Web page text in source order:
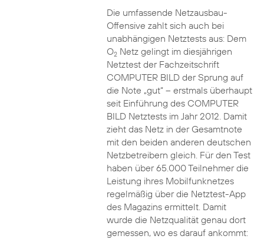
Die umfassende Netzausbau-
Offensive zahlt sich auch bei
unabhängigen Netztests aus: Dem
O2Netz gelingt im diesjährigen
Netztest der Fachzeitschrift
COMPUTER BILD der Sprung auf
die Note „gut“ – erstmals überhaupt
seit Einführung des COMPUTER
BILD Netztests im Jahr 2012. Damit
zieht das Netz in der Gesamtnote
mit den beiden anderen deutschen
Netzbetreibern gleich. Für den Test
haben über 65.000 Teilnehmer die
Leistung ihres Mobilfunknetzes
regelmäßig über die Netztest-App
des Magazins ermittelt. Damit
wurde die Netzqualität genau dort
gemessen, wo es darauf ankommt: